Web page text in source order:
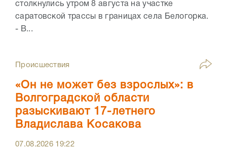
столкнулись утром 8 августа на участке
саратовской трассы в границах села Белогорка.
- В...
Происшествия
«Он не может без взрослых»: в
Волгоградской области
разыскивают 17-летнего
Владислава Косакова
07.08.2026 19:22